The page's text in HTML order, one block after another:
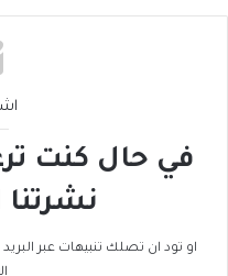
في حال كنت
نشرتنا
او تود ان تصلك تنبيهات عبر